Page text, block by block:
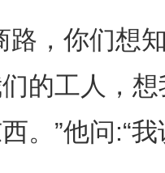
，你们想知
的工人，
。”他问:“